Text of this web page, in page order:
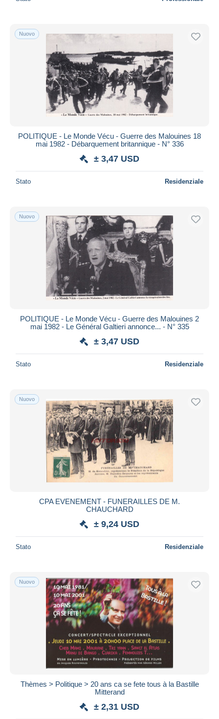
Nuovo
POLITIQUE - Le Monde Vécu - Guerre des Malouines 18
mai 1982 - Débarquement britannique - N° 336
± 3,47 USD
Stato Residenziale
Nuovo
POLITIQUE - Le Monde Vécu - Guerre des Malouines 2
mai 1982 - Le Général Galtieri annonce... - N° 335
± 3,47 USD
Stato Residenziale
Nuovo
CPA EVENEMENT - FUNERAILLES DE M.
CHAUCHARD
± 9,24 USD
Stato Residenziale
Nuovo
Thèmes > Politique > 20 ans ca se fete tous à la Bastille
Mitterand
± 2,31 USD